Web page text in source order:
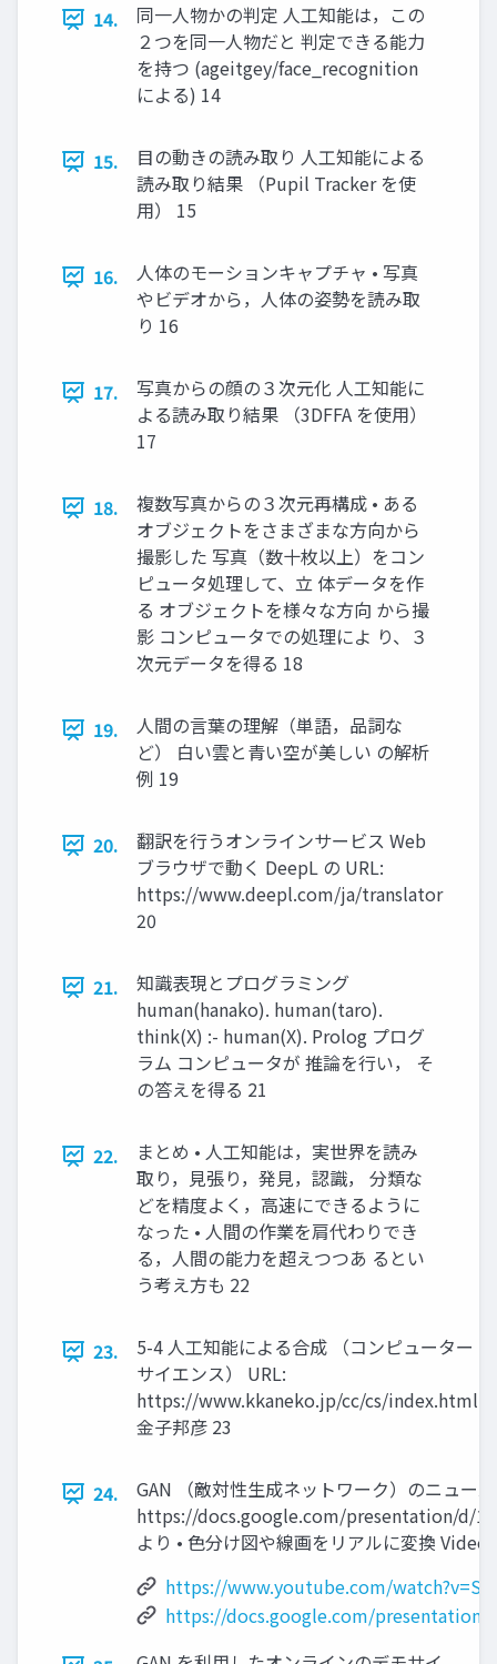
14.
同一人物かの判定 人工知能は，この
２つを同一人物だと 判定できる能力
を持つ (ageitgey/face_recognition
による) 14
15.
目の動きの読み取り 人工知能による
読み取り結果 （Pupil Tracker を使
用） 15
16.
人体のモーションキャプチャ • 写真
やビデオから，人体の姿勢を読み取
り 16
17.
写真からの顔の３次元化 人工知能に
よる読み取り結果 （3DFFA を使用）
17
18.
複数写真からの３次元再構成 • ある
オブジェクトをさまざまな方向から
撮影した 写真（数十枚以上）をコン
ピュータ処理して、立 体データを作
る オブジェクトを様々な方向 から撮
影 コンピュータでの処理によ り、３
次元データを得る 18
19.
人間の言葉の理解（単語，品詞な
ど） 白い雲と青い空が美しい の解析
例 19
20.
翻訳を行うオンラインサービス Web
ブラウザで動く DeepL の URL:
https://www.deepl.com/ja/translator
20
21.
知識表現とプログラミング
human(hanako). human(taro).
think(X) :- human(X). Prolog プログ
ラム コンピュータが 推論を行い， そ
の答えを得る 21
22.
まとめ • 人工知能は，実世界を読み
取り，見張り，発見，認識， 分類な
どを精度よく，高速にできるように
なった • 人間の作業を肩代わりでき
る，人間の能力を超えつつあ るとい
う考え方も 22
23.
5-4 人工知能による合成 （コンピューター
サイエンス） URL:
https://www.kkaneko.jp/cc/cs/index.html
金子邦彦 23
24.
GAN （敵対性生成ネットワーク）のニュー
https://docs.google.com/presentation/d/
より • 色分け図や線画をリアルに変換
https://www.youtube.com/
https://docs.google.com/presentation/